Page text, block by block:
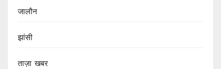
जालौन
झांसी
ताज़ा खबर